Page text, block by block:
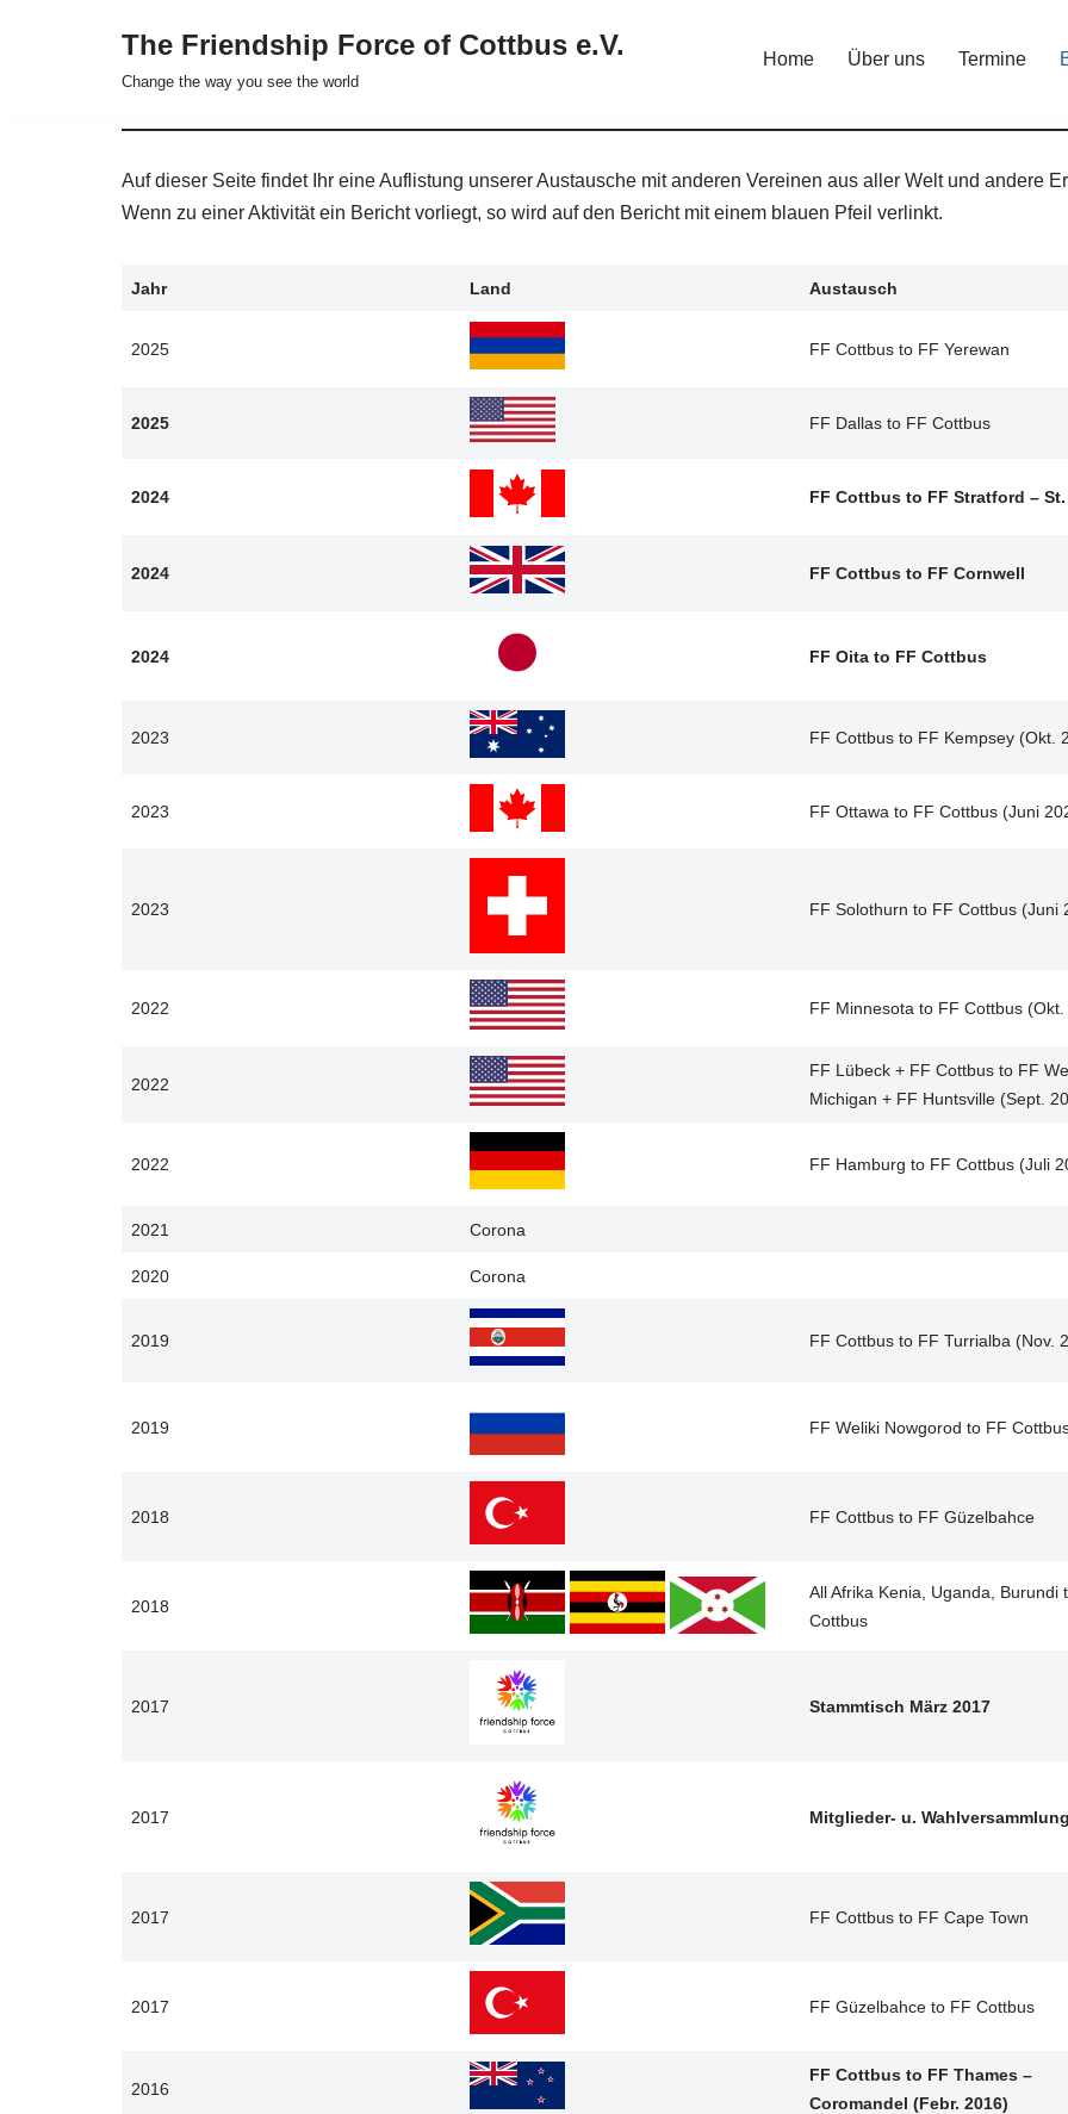
The Friendship Force of Cottbus e.V.
Change the way you see the world
Home Über uns Termine
Auf dieser Seite findet Ihr eine Auflistung unserer Austausche mit anderen Vereinen aus aller Welt und andere
Wenn zu einer Aktivität ein Bericht vorliegt, so wird auf den Bericht mit einem blauen Pfeil verlinkt.
Jahr Land Austausch
2025 FF Cottbus to FF Yerewan
2025 FF Dallas to FF Cottbus
2024 FF Cottbus to FF Stratford –
2024 FF Cottbus to FF Cornwell
2024 FF Oita to FF Cottbus
2023 FF Cottbus to FF Kempsey (Okt.
2023 FF Ottawa to FF Cottbus (Juni
2023 FF Solothurn to FF Cottbus (Juni
2022 FF Minnesota to FF Cottbus (Okt.
2022
FF Lübeck + FF Cottbus to FF
Michigan + FF Huntsville (Sept.
2022 FF Hamburg to FF Cottbus (Juli
2021 Corona
2020 Corona
2019 FF Cottbus to FF Turrialba (Nov.
2019 FF Weliki Nowgorod to FF
2018 FF Cottbus to FF Güzelbahce
2018
All Afrika Kenia, Uganda, Burundi
Cottbus
2017 Stammtisch März 2017
2017 Mitglieder- u.
2017 FF Cottbus to FF Cape Town
2017 FF Güzelbahce to FF Cottbus
2016
FF Cottbus to FF Thames –
Coromandel (Febr. 2016)